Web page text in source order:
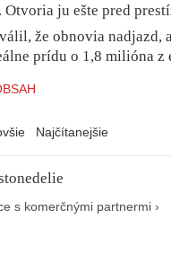
Otvoria ju ešte pred
že obnovia nadjazd,
prídu o 1,8 milióna z
Najčítanejšie
s komerčnými partnermi ›